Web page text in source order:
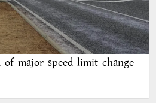
of major speed limit change